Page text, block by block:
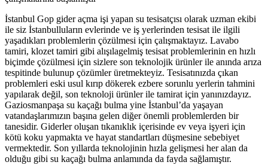
İstanbul Gop gider açma işi yapan su tesisatçısı olarak uzman ekibi
ile siz İstanbulluların evlerinde ve iş yerlerinden tesisat ile ilgili
yaşadıkları problemlerin çözülmesi için çalışmaktayız. Lavabo
tamiri, klozet tamiri gibi alışılagelmiş tesisat problemlerinin en hızlı
biçimde çözülmesi için sizlere son teknolojik ürünler ile anında arıza
tespitinde bulunup çözümler üretmekteyiz. Tesisatınızda çıkan
problemleri eski usul kırıp dökerek ezbere sorunlu yerlerin tahmini
yapılarak değil, son teknoloji ürünler ile tamirat için yanınızdayız.
Gaziosmanpaşa su kaçağı bulma yine İstanbul’da yaşayan
vatandaşlarımızın başına gelen diğer önemli problemlerden bir
tanesidir. Giderler oluşan tıkanıklık içerisinde ev veya işyeri için
kötü koku yapmakta ve hayat standartları düşmesine sebebiyet
vermektedir. Son yıllarda teknolojinin hızla gelişmesi her alan da
olduğu gibi su kaçağı bulma anlamında da fayda sağlamıştır.